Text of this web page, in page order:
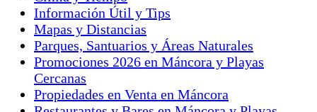
Información Útil y Tips
Mapas y Distancias
Parques, Santuarios y Áreas Naturales
Promociones 2026 en Máncora y Playas
Cercanas
Propiedades en Venta en Máncora